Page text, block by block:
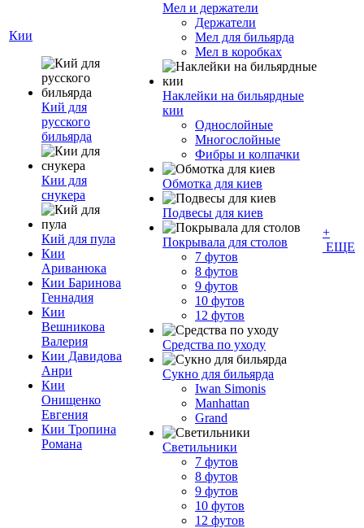
Кии
Кий для
русского
бильярда
Кии для
снукера
Кий для пула
Кии
Ариванюка
Кии Баринова
Геннадия
Кии
Вешникова
Валерия
Кии Давидова
Анри
Кии
Онищенко
Евгения
Кии Тропина
Романа
Мел и держатели
Держатели
Мел для бильярда
Мел в коробках
Наклейки на бильярдные
кии
Однослойные
Многослойные
Фибры и колпачки
Обмотка для киев
Подвесы для киев
Покрывала для столов
7 футов
8 футов
9 футов
10 футов
12 футов
Средства по уходу
Сукно для бильярда
Iwan Simonis
Manhattan
Grand
Светильники
7 футов
8 футов
9 футов
10 футов
12 футов
+
ЕЩЕ